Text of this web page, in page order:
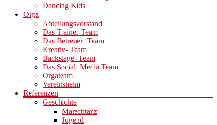
Dancing Kids
Orga
Abteilungsvorstand
Das Trainer-Team
Das Betreuer- Team
Kreativ- Team
Backstage- Team
Das Social- Media Team
Orgateam
Vereinsheim
Referenzen
Geschichte
Marschtanz
Jugend